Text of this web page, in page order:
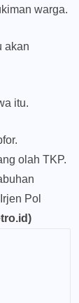
warga.
akan
itu.
olah TKP.
Pol